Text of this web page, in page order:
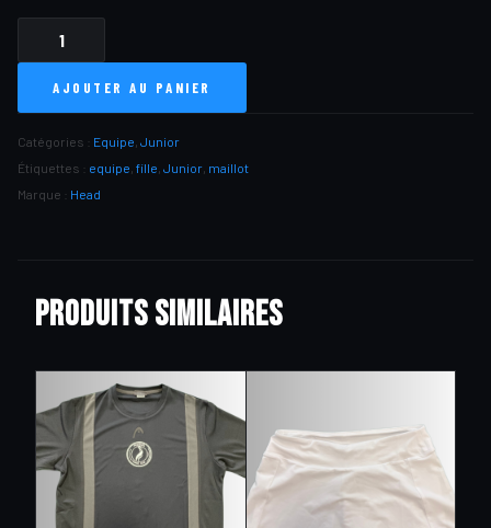
QUANTITÉ
DE
MAILLOT
JUNIOR
(F)
AJOUTER AU PANIER
Catégories : Equipe Junior
Étiquettes : equipe fille Junior maillot
Marque : Head
Produits similaires